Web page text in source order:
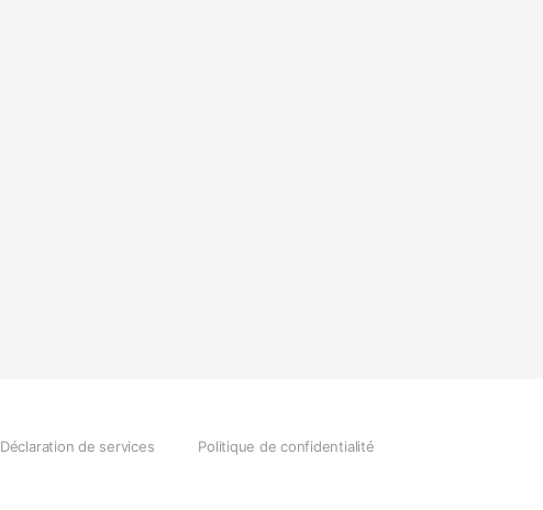
Déclaration de services Politique de confidentialité